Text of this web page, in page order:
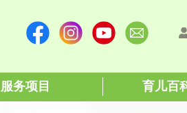
服务项目 育儿百